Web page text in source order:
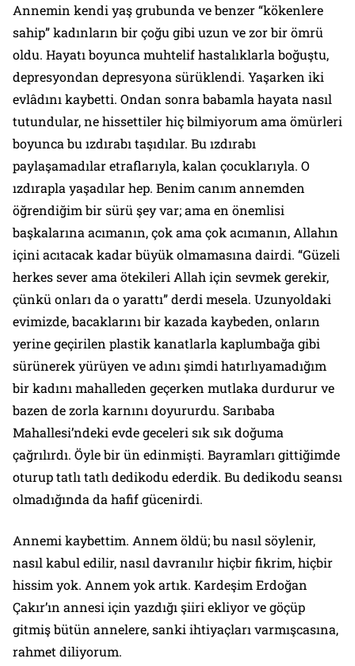
Annemin kendi yaş grubunda ve benzer “kökenlere
sahip” kadınların bir çoğu gibi uzun ve zor bir ömrü
oldu. Hayatı boyunca muhtelif hastalıklarla boğuştu,
depresyondan depresyona sürüklendi. Yaşarken iki
evlâdını kaybetti. Ondan sonra babamla hayata nasıl
tutundular, ne hissettiler hiç bilmiyorum ama ömürleri
boyunca bu ızdırabı taşıdılar. Bu ızdırabı
paylaşamadılar etraflarıyla, kalan çocuklarıyla. O
ızdırapla yaşadılar hep. Benim canım annemden
öğrendiğim bir sürü şey var; ama en önemlisi
başkalarına acımanın, çok ama çok acımanın, Allahın
içini acıtacak kadar büyük olmamasına dairdi. “Güzeli
herkes sever ama ötekileri Allah için sevmek gerekir,
çünkü onları da o yarattı” derdi mesela. Uzunyoldaki
evimizde, bacaklarını bir kazada kaybeden, onların
yerine geçirilen plastik kanatlarla kaplumbağa gibi
sürünerek yürüyen ve adını şimdi hatırlıyamadığım
bir kadını mahalleden geçerken mutlaka durdurur ve
bazen de zorla karnını doyururdu. Sarıbaba
Mahallesi’ndeki evde geceleri sık sık doğuma
çağrılırdı. Öyle bir ün edinmişti. Bayramları gittiğimde
oturup tatlı tatlı dedikodu ederdik. Bu dedikodu seansı
olmadığında da hafif gücenirdi.
Annemi kaybettim. Annem öldü; bu nasıl söylenir,
nasıl kabul edilir, nasıl davranılır hiçbir fikrim, hiçbir
hissim yok. Annem yok artık. Kardeşim Erdoğan
Çakır’ın annesi için yazdığı şiiri ekliyor ve göçüp
gitmiş bütün annelere, sanki ihtiyaçları varmışcasına,
rahmet diliyorum.